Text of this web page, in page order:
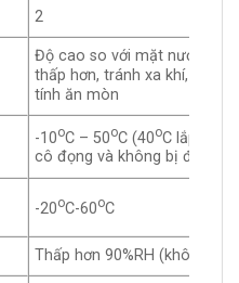
2
Độ cao so với mặt nước
thấp hơn, tránh xa khí, chất
tính ăn mòn
-10oC – 50oC (40oC lắp side
cô đọng và không bị đông
-20oC-60oC
Thấp hơn 90%RH (không cô